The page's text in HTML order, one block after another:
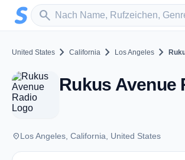
Zum Hauptinhalt springen
search
Sender suchen
United States chevron_right California chevron_right Los Angeles chevron_right
placeLos Angeles, California, United States